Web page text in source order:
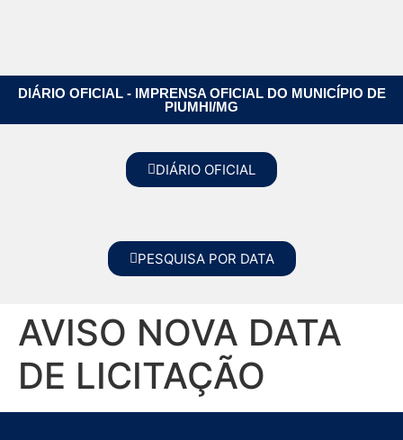
DIÁRIO OFICIAL - IMPRENSA OFICIAL DO MUNICÍPIO DE
PIUMHI/MG
DIÁRIO OFICIAL
PESQUISA POR DATA
AVISO NOVA DATA
DE LICITAÇÃO